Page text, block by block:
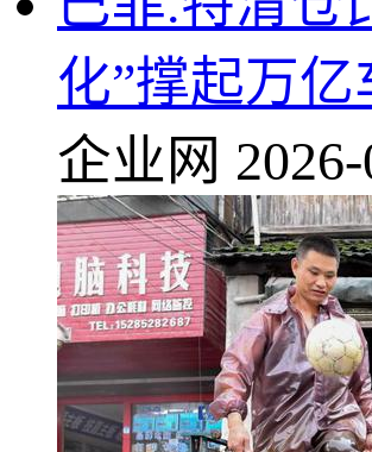
化”撑起万
企业网